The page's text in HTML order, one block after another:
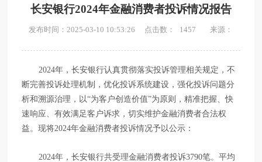
长安银行2024年金融消费者投诉情况报告
发布时间：2025-03-10 10:53:26 点击数： 1457 来源：
2024年，长安银行认真贯彻落实投诉管理相关规定，不
断完善投诉处理机制，优化投诉系统建设，强化投诉问题分
析和溯源治理，以“为客户创造价值”为原则，精准把握、快
速响应、有效满足客户诉求，切实维护金融消费者合法权
益。现将2024年金融消费者投诉情况予以公示：
2024年，长安银行共受理金融消费者投诉3790笔。平均